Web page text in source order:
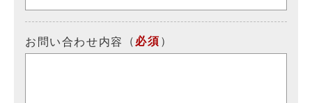
お問い合わせ内容 （ 必須 ）